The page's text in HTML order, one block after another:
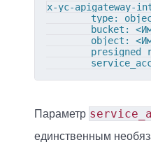
x-yc-apigateway-
type:
bucket:
object:
Параметр
единственным